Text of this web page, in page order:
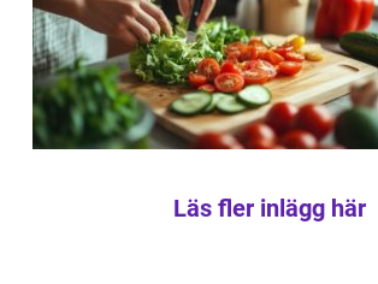
Läs fler inlägg här